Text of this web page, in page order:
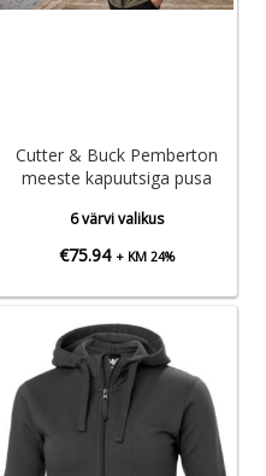
Cutter & Buck Pemberton
meeste kapuutsiga pusa
6 värvi valikus
€75.94 + KM 24%